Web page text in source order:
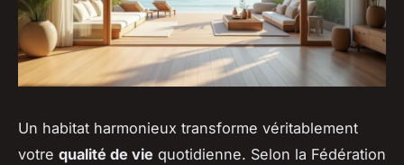
Un habitat harmonieux transforme véritablement
votre qualité de vie quotidienne. Selon la Fédération